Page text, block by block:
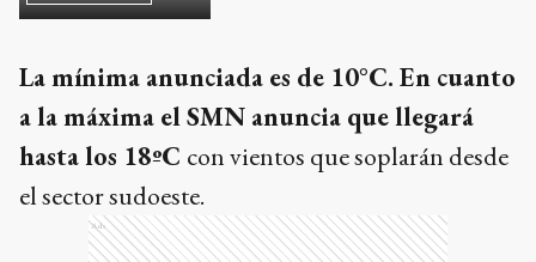
La mínima anunciada es de 10°C. En cuanto
a la máxima el SMN anuncia que llegará
hasta los 18ºC con vientos que soplarán desde
el sector sudoeste.
Ads